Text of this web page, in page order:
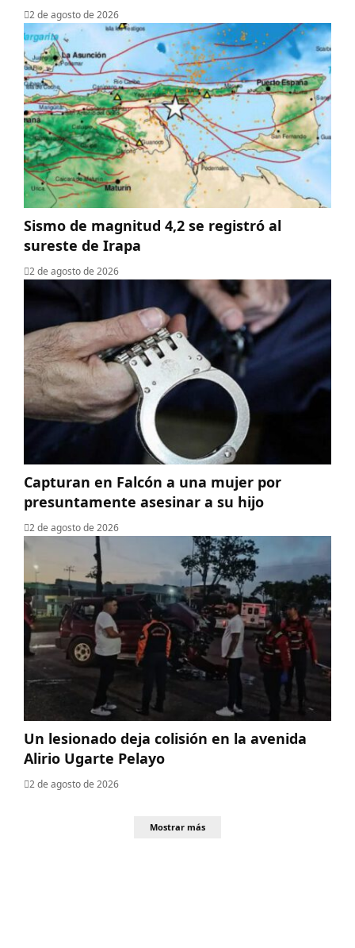
2 de agosto de 2026
Sismo de magnitud 4,2 se registró al
sureste de Irapa
2 de agosto de 2026
Capturan en Falcón a una mujer por
presuntamente asesinar a su hijo
2 de agosto de 2026
Un lesionado deja colisión en la avenida
Alirio Ugarte Pelayo
2 de agosto de 2026
Mostrar más